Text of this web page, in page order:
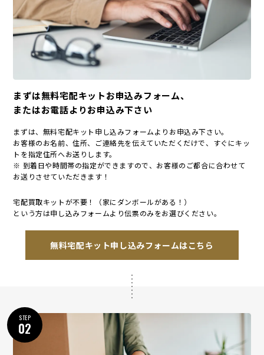
まずは無料宅配キットお申込みフォーム、
またはお電話よりお申込み下さい
まずは、無料宅配キット申し込みフォームよりお申込み下さい。
お客様のお名前、住所、ご連絡先を伝えていただくだけで、すぐにキッ
トを指定住所へお送りします。
※ 到着日や時間帯の指定ができますので、お客様のご都合に合わせて
お送りさせていただきます！
宅配買取キットが不要！（家にダンボールがある！）
という方は申し込みフォームより伝票のみをお選びください。
無料宅配キット申し込みフォームはこちら
STEP
02